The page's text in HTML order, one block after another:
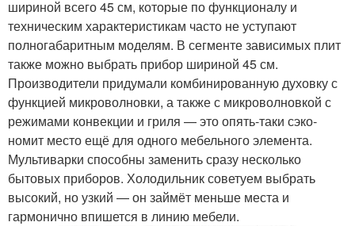
шириной всего 45 см, которые по функционалу и
техническим характеристикам часто не уступают
полногабаритным моделям. В сегменте зависимых плит
также можно выбрать прибор шириной 45 см.
Производители придумали комбинированную духовку с
функцией микроволновки, а также с микроволновкой с
режимами конвекции и гриля — это опять-таки сэко­
номит место ещё для одного мебельного элемента.
Мультиварки способны заменить сразу несколько
бытовых приборов. Холодильник советуем выбрать
высокий, но узкий — он займёт меньше места и
гармонично впишется в линию мебели.